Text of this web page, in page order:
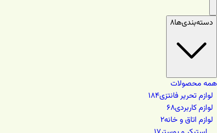
دسته‌بندی‌ها۸
همه محصولات
لوازم تحریر فانتزی۱۸۴
لوازم کاربردی۶۸
لوازم اتاق و خانه۲